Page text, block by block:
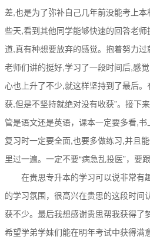
差,也是为了弥补自己几年前没能考上
些天,看到其他同学能够快速的回答老
道,真有种想要放弃的感觉。抱着努力过
老师们讲的挺好,学习了一段时间后,感
心也上升了不少,就这样坚持到了最后
获,但是不坚持就绝对没有收获”。接下
管是语文还是英语，课本一定要多看,书
复习时一定要全面,也要多做练习,并且
里过一遍。一定不要“病急乱投医”，要
在贵思专升本的学习可以说非常有
的学习氛围，很高兴在贵思的这段时间
获不少。最后我想感谢贵思帮我获得了
希望学弟学妹们能在明年考试中获得满